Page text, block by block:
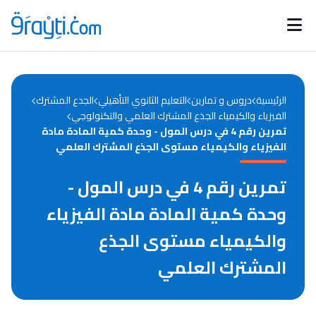
Catégories
d'actualités
Annonces bourses
الرئيسية دروس و تمارين التعليم الثانوي التأهيلي الجدع المشترك
الفيزياء والكيمياء الجذع المشترك العلمي والتكنولوجي
تمرين رقم 4 في درس المول - وحدة كمية المادة مادة
الفيزياء والكيمياء مستوى الجذع المشترك العلمي
تمرين رقم 4 في درس المول -
وحدة كمية المادة مادة الفيزياء
والكيمياء مستوى الجذع
المشترك العلمي